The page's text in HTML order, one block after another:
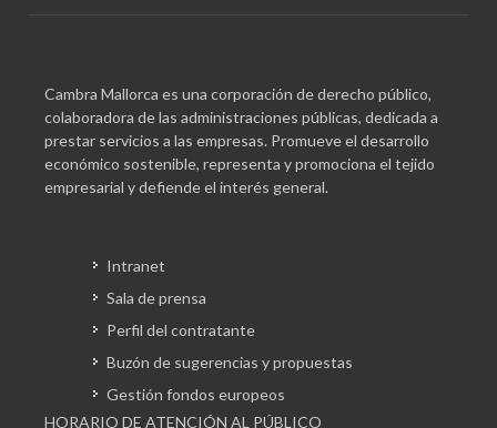
Cambra Mallorca es una corporación de derecho público,
colaboradora de las administraciones públicas, dedicada a
prestar servicios a las empresas. Promueve el desarrollo
económico sostenible, representa y promociona el tejido
empresarial y defiende el interés general.
Intranet
Sala de prensa
Perfil del contratante
Buzón de sugerencias y propuestas
Gestión fondos europeos
HORARIO DE ATENCIÓN AL PÚBLICO